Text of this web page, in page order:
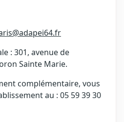
: 301, avenue de
Sainte Marie.
complémentaire, vous
au : 05 59 39 30